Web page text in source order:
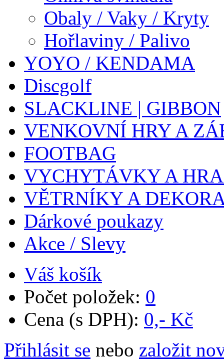
Obaly / Vaky / Kryty
Hořlaviny / Palivo
YOYO / KENDAMA
Discgolf
SLACKLINE | GIBBON
VENKOVNÍ HRY A
FOOTBAG
VYCHYTÁVKY A
VĚTRNÍKY A
Dárkové poukazy
Akce / Slevy
Váš košík
Počet položek: 0
Cena (s DPH): 0,- Kč
Přihlásit se nebo založit